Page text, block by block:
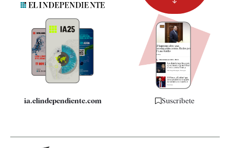
Quiénes somos
Especificaciones
ia.elindependiente.com Suscríbete